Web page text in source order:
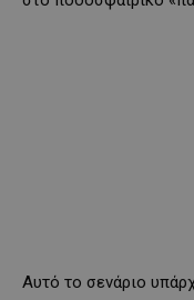
Αυτό το σενάριο